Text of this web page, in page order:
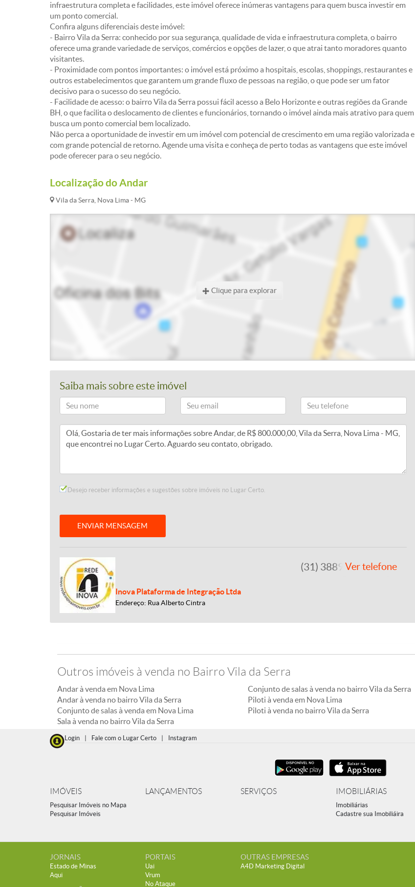
infraestrutura completa e facilidades, este imóvel oferece inúmeras vantagens para quem busca investir em
um ponto comercial.
Confira alguns diferenciais deste imóvel:
- Bairro Vila da Serra: conhecido por sua segurança, qualidade de vida e infraestrutura completa, o bairro
oferece uma grande variedade de serviços, comércios e opções de lazer, o que atrai tanto moradores quanto
visitantes.
- Proximidade com pontos importantes: o imóvel está próximo a hospitais, escolas, shoppings, restaurantes e
outros estabelecimentos que garantem um grande fluxo de pessoas na região, o que pode ser um fator
decisivo para o sucesso do seu negócio.
- Facilidade de acesso: o bairro Vila da Serra possui fácil acesso a Belo Horizonte e outras regiões da Grande
BH, o que facilita o deslocamento de clientes e funcionários, tornando o imóvel ainda mais atrativo para quem
busca um ponto comercial bem localizado.
Não perca a oportunidade de investir em um imóvel com potencial de crescimento em uma região valorizada e
com grande potencial de retorno. Agende uma visita e conheça de perto todas as vantagens que este imóvel
pode oferecer para o seu negócio.
Localização do Andar
Vila da Serra, Nova Lima - MG
Clique para explorar
Saiba mais sobre este imóvel
Desejo receber informações e sugestões sobre imóveis no Lugar Certo.
ENVIAR MENSAGEM
Inova Plataforma de Integração Ltda
Endereço: Rua Alberto Cintra
(31) 3889-4765Ver telefone
Outros imóveis à venda no Bairro Vila da Serra
Andar à venda em Nova Lima
Andar à venda no bairro Vila da Serra
Conjunto de salas à venda em Nova Lima
Conjunto de salas à venda no bairro Vila da Serra
Piloti à venda em Nova Lima
Piloti à venda no bairro Vila da Serra
Sala à venda no bairro Vila da Serra
Login Fale com o Lugar Certo Instagram
IMÓVEIS
Pesquisar Imóveis no Mapa
Pesquisar Imóveis
LANÇAMENTOS SERVIÇOS IMOBILIÁRIAS
Imobiliárias
Cadastre sua Imobiliáira
JORNAIS
Estado de Minas
Aqui
PORTAIS
Uai
Vrum
No Ataque
OUTRAS EMPRESAS
A4D Marketing Digital